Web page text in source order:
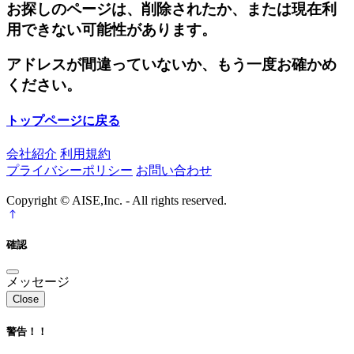
お探しのページは、削除されたか、または現在利
用できない可能性があります。
アドレスが間違っていないか、もう一度お確かめ
ください。
トップページに戻る
会社紹介 利用規約
プライバシーポリシー お問い合わせ
Copyright © AISE,Inc. - All rights reserved.
確認
メッセージ
Close
警告！！